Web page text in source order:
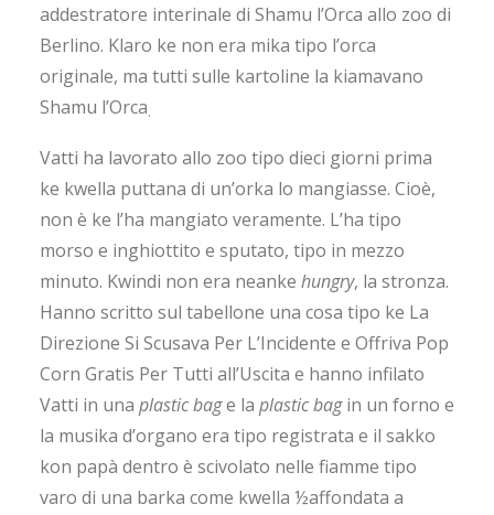
addestratore interinale di Shamu l’Orca allo zoo di
Berlino. Klaro ke non era mika tipo l’orca
originale, ma tutti sulle kartoline la kiamavano
Shamu l’Orca.
Vatti ha lavorato allo zoo tipo dieci giorni prima
ke kwella puttana di un’orka lo mangiasse. Cioè,
non è ke l’ha mangiato veramente. L’ha tipo
morso e inghiottito e sputato, tipo in mezzo
minuto. Kwindi non era neanke hungry, la stronza.
Hanno scritto sul tabellone una cosa tipo ke La
Direzione Si Scusava Per L’Incidente e Offriva Pop
Corn Gratis Per Tutti all’Uscita e hanno infilato
Vatti in una plastic bage la plastic bagin un forno e
la musika d’organo era tipo registrata e il sakko
kon papà dentro è scivolato nelle fiamme tipo
varo di una barka come kwella ½affondata a